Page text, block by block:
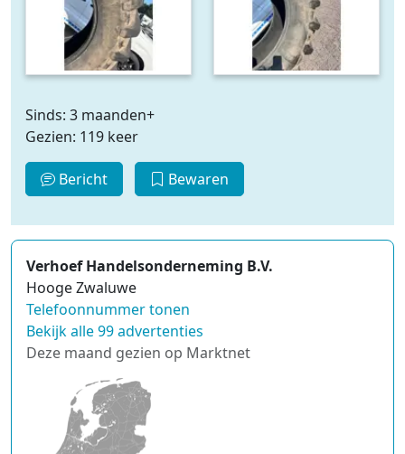
Sinds: 3 maanden+
Gezien: 119 keer
Bericht Bewaren
Verhoef Handelsonderneming B.V.
Hooge Zwaluwe
Telefoonnummer tonen
Bekijk alle 99 advertenties
Deze maand gezien op Marktnet